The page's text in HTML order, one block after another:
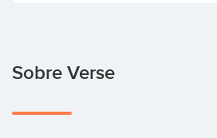
Sobre Verse